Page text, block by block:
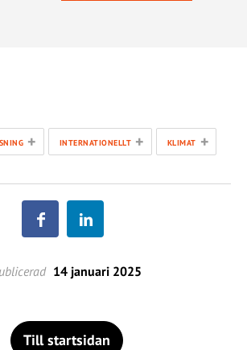
+ INTERNATIONELLT + KLIMAT +
14 januari 2025
Till startsidan